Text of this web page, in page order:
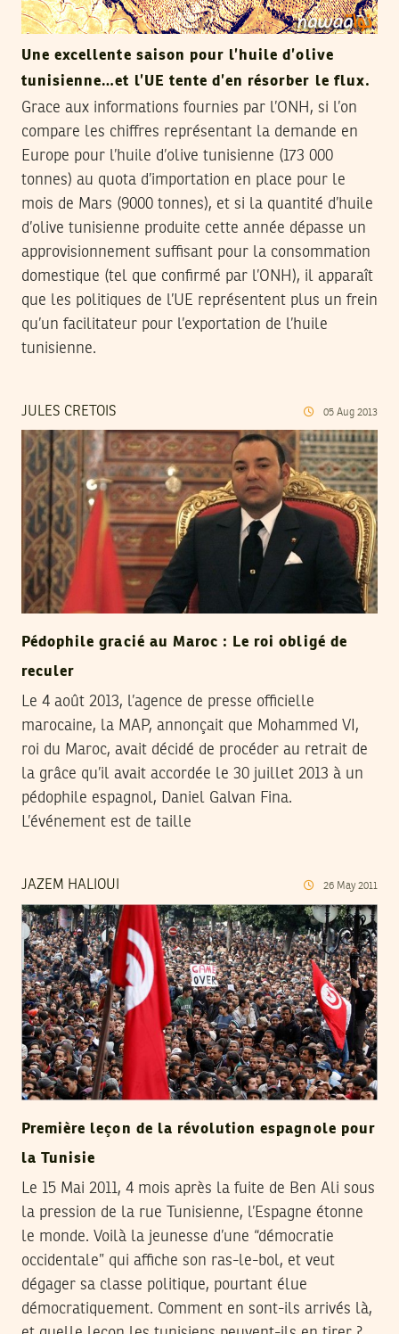
Une excellente saison pour l’huile d’olive
tunisienne…et l’UE tente d’en résorber le flux.
Grace aux informations fournies par l’ONH, si l’on
compare les chiffres représentant la demande en
Europe pour l’huile d’olive tunisienne (173 000
tonnes) au quota d’importation en place pour le
mois de Mars (9000 tonnes), et si la quantité d’huile
d’olive tunisienne produite cette année dépasse un
approvisionnement suffisant pour la consommation
domestique (tel que confirmé par l’ONH), il apparaît
que les politiques de l’UE représentent plus un frein
qu’un facilitateur pour l’exportation de l’huile
tunisienne.
JULES CRETOIS 05 Aug 2013
Pédophile gracié au Maroc : Le roi obligé de
reculer
Le 4 août 2013, l’agence de presse officielle
marocaine, la MAP, annonçait que Mohammed VI,
roi du Maroc, avait décidé de procéder au retrait de
la grâce qu’il avait accordée le 30 juillet 2013 à un
pédophile espagnol, Daniel Galvan Fina.
L’événement est de taille
JAZEM HALIOUI 26 May 2011
Première leçon de la révolution espagnole pour
la Tunisie
Le 15 Mai 2011, 4 mois après la fuite de Ben Ali sous
la pression de la rue Tunisienne, l’Espagne étonne
le monde. Voilà la jeunesse d’une “démocratie
occidentale” qui affiche son ras-le-bol, et veut
dégager sa classe politique, pourtant élue
démocratiquement. Comment en sont-ils arrivés là,